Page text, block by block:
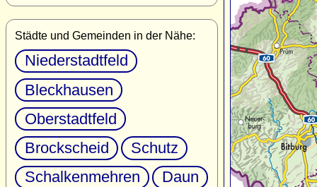
Städte und Gemeinden in der Nähe:
Niederstadtfeld
Bleckhausen
Oberstadtfeld
Brockscheid
Schutz
Schalkenmehren
Daun